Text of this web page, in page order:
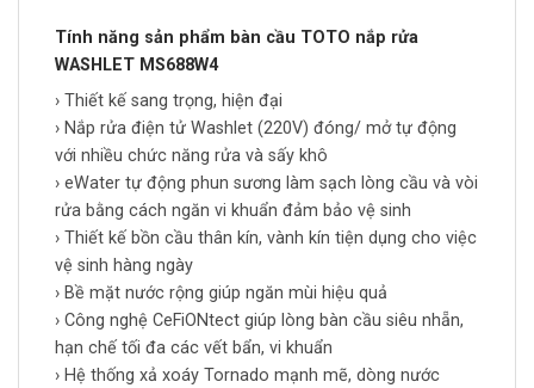
Tính năng sản phẩm bàn cầu TOTO nắp rửa
WASHLET MS688W4
› Thiết kế sang trọng, hiện đại
› Nắp rửa điện tử Washlet (220V) đóng/ mở tự động
với nhiều chức năng rửa và sấy khô
› eWater tự động phun sương làm sạch lòng cầu và vòi
rửa bằng cách ngăn vi khuẩn đảm bảo vệ sinh
› Thiết kế bồn cầu thân kín, vành kín tiện dụng cho việc
vệ sinh hàng ngày
› Bề mặt nước rộng giúp ngăn mùi hiệu quả
› Công nghệ CeFiONtect giúp lòng bàn cầu siêu nhẵn,
hạn chế tối đa các vết bẩn, vi khuẩn
› Hệ thống xả xoáy Tornado mạnh mẽ, dòng nước